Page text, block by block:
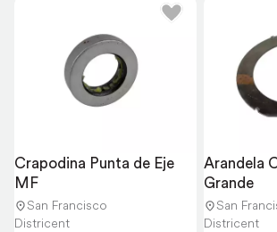
Crapodina Punta de Eje
MF
San Francisco
Districent
Arandela
Grande
San
Districent